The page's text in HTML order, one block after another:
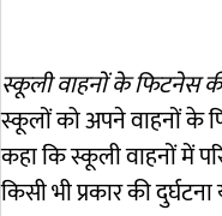
स्कूली वाहनों के फिटनेस
स्कूलों को अपने वाहनों के
कहा कि स्कूली वाहनों में
किसी भी प्रकार की